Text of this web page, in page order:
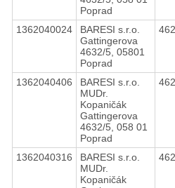
Poprad
1362040024
BARESI s.r.o.
Gattingerova
4632/5, 05801
Poprad
1362040406
BARESI s.r.o.
MUDr.
Kopaničák
Gattingerova
4632/5, 058 01
Poprad
1362040316
BARESI s.r.o.
MUDr.
Kopaničák